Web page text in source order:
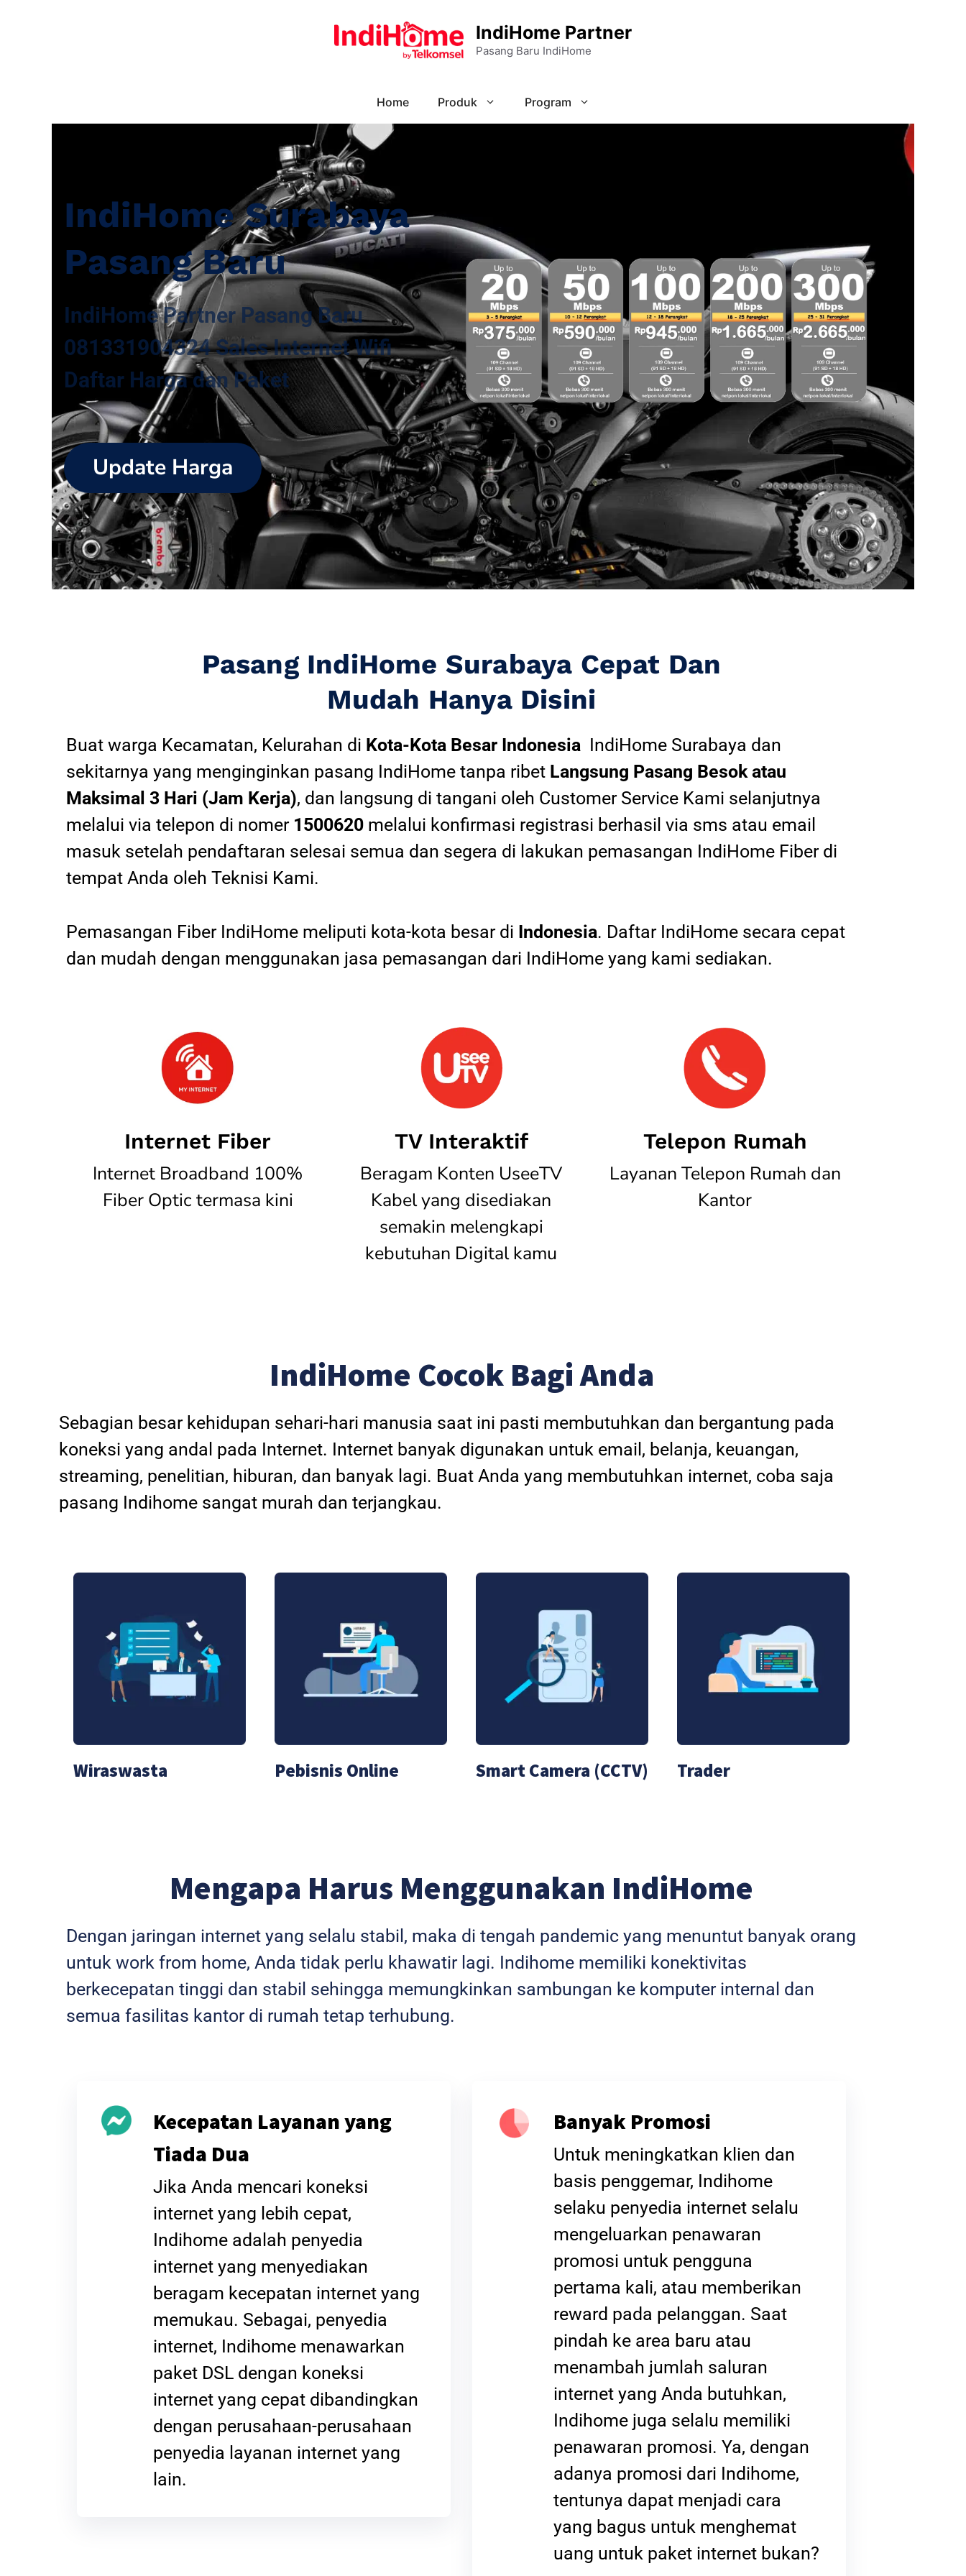
IndiHome Partner
Pasang Baru IndiHome
Home Produk Program
IndiHome Surabaya
Pasang Baru
IndiHome Partner Pasang Baru
081331904324 Sales Internet Wifi
Daftar Harga dan Paket
Update Harga
Pasang IndiHome Surabaya Cepat Dan
Mudah Hanya Disini
Buat warga Kecamatan, Kelurahan di Kota-Kota Besar Indonesia IndiHome Surabaya dan
sekitarnya yang menginginkan pasang IndiHome tanpa ribet Langsung Pasang Besok atau
Maksimal 3 Hari (Jam Kerja), dan langsung di tangani oleh Customer Service Kami selanjutnya
melalui via telepon di nomer 1500620 melalui konfirmasi registrasi berhasil via sms atau email
masuk setelah pendaftaran selesai semua dan segera di lakukan pemasangan IndiHome Fiber di
tempat Anda oleh Teknisi Kami.
Pemasangan Fiber IndiHome meliputi kota-kota besar di Indonesia. Daftar IndiHome secara cepat
dan mudah dengan menggunakan jasa pemasangan dari IndiHome yang kami sediakan.
Internet Fiber
Internet Broadband 100%
Fiber Optic termasa kini
TV Interaktif
Beragam Konten UseeTV
Kabel yang disediakan
semakin melengkapi
kebutuhan Digital kamu
Telepon Rumah
Layanan Telepon Rumah dan
Kantor
IndiHome Cocok Bagi Anda
Sebagian besar kehidupan sehari-hari manusia saat ini pasti membutuhkan dan bergantung pada
koneksi yang andal pada Internet. Internet banyak digunakan untuk email, belanja, keuangan,
streaming, penelitian, hiburan, dan banyak lagi. Buat Anda yang membutuhkan internet, coba saja
pasang Indihome sangat murah dan terjangkau.
Wiraswasta Pebisnis Online Smart Camera (CCTV) Trader
Mengapa Harus Menggunakan IndiHome
Dengan jaringan internet yang selalu stabil, maka di tengah pandemic yang menuntut banyak orang
untuk work from home, Anda tidak perlu khawatir lagi. Indihome memiliki konektivitas
berkecepatan tinggi dan stabil sehingga memungkinkan sambungan ke komputer internal dan
semua fasilitas kantor di rumah tetap terhubung.
Kecepatan Layanan yang
Tiada Dua
Jika Anda mencari koneksi
internet yang lebih cepat,
Indihome adalah penyedia
internet yang menyediakan
beragam kecepatan internet yang
memukau. Sebagai, penyedia
internet, Indihome menawarkan
paket DSL dengan koneksi
internet yang cepat dibandingkan
dengan perusahaan-perusahaan
penyedia layanan internet yang
lain.
Banyak Promosi
Untuk meningkatkan klien dan
basis penggemar, Indihome
selaku penyedia internet selalu
mengeluarkan penawaran
promosi untuk pengguna
pertama kali, atau memberikan
reward pada pelanggan. Saat
pindah ke area baru atau
menambah jumlah saluran
internet yang Anda butuhkan,
Indihome juga selalu memiliki
penawaran promosi. Ya, dengan
adanya promosi dari Indihome,
tentunya dapat menjadi cara
yang bagus untuk menghemat
uang untuk paket internet bukan?